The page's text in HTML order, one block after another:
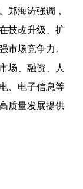
郑海涛强调，
技改升级、扩
市场竞争力。
场、融资、人
、电子信息等
质量发展提供